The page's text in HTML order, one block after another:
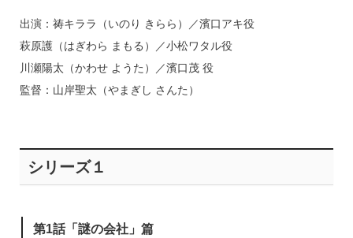
出演：祷キララ（いのり きらら）／濱口アキ役
萩原護（はぎわら まもる）／小松ワタル役
川瀬陽太（かわせ ようた）／濱口茂 役
監督：山岸聖太（やまぎし さんた）
シリーズ１
第1話「謎の会社」篇